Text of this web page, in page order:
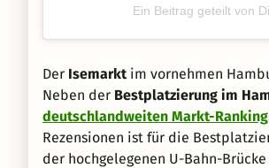
Ein Beitrag geteilt von
Der Isemarkt im vornehmen
Neben der Bestplatzierung im
deutschlandweiten Markt-Ranking
Rezensionen ist für die
der hochgelegenen U-Bahn-